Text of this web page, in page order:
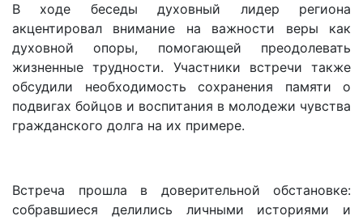
В ходе беседы духовный лидер региона
акцентировал внимание на важности веры как
духовной опоры, помогающей преодолевать
жизненные трудности. Участники встречи также
обсудили необходимость сохранения памяти о
подвигах бойцов и воспитания в молодежи чувства
гражданского долга на их примере.
Встреча прошла в доверительной обстановке:
собравшиеся делились личными историями и